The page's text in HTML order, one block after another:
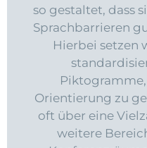
so gestaltet, dass
Sprachbarrieren
Hierbei setzen
Orientierung zu
oft über eine
weitere